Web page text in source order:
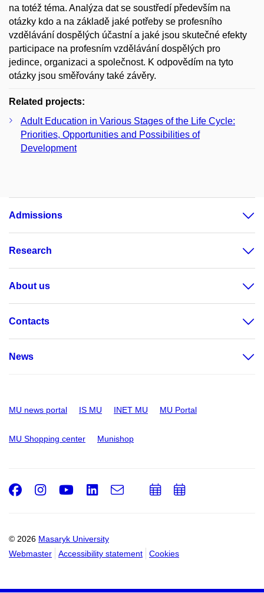
na totéž téma. Analýza dat se soustředí především na
otázky kdo a na základě jaké potřeby se profesního
vzdělávání dospělých účastní a jaké jsou skutečné efekty
participace na profesním vzdělávání dospělých pro
jedince, organizaci a společnost. K odpovědím na tyto
otázky jsou směřovány také závěry.
Related projects:
Adult Education in Various Stages of the Life Cycle:
Priorities, Opportunities and Possibilities of
Development
Admissions
Research
About us
Contacts
News
MU news portal IS MU INET MU MU Portal
MU Shopping center Munishop
© 2026 Masaryk University
Webmaster
Accessibility statement Cookies
Facebook
Instagram
Youtube
LinkedIn
e-
AddAdd